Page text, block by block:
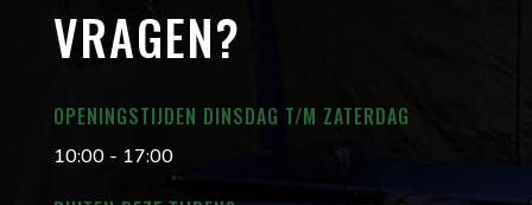
VRAGEN?
OPENINGSTIJDEN DINSDAG T/M ZATERDAG
10:00 - 17:00